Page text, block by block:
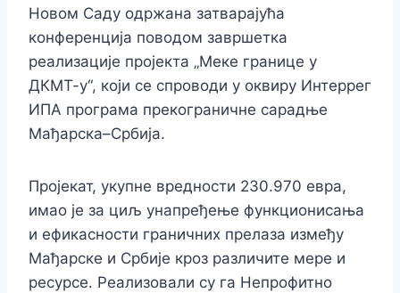
Новом Саду одржана затварајућа
конференција поводом завршетка
реализације пројекта „Меке границе у
ДКМТ-у“, који се спроводи у оквиру Интеррег
ИПА програма прекограничне сарадње
Мађарска–Србија.
Пројекат, укупне вредности 230.970 евра,
имао је за циљ унапређење функционисања
и ефикасности граничних прелаза између
Мађарске и Србије кроз различите мере и
ресурсе. Реализовали су га Непрофитно